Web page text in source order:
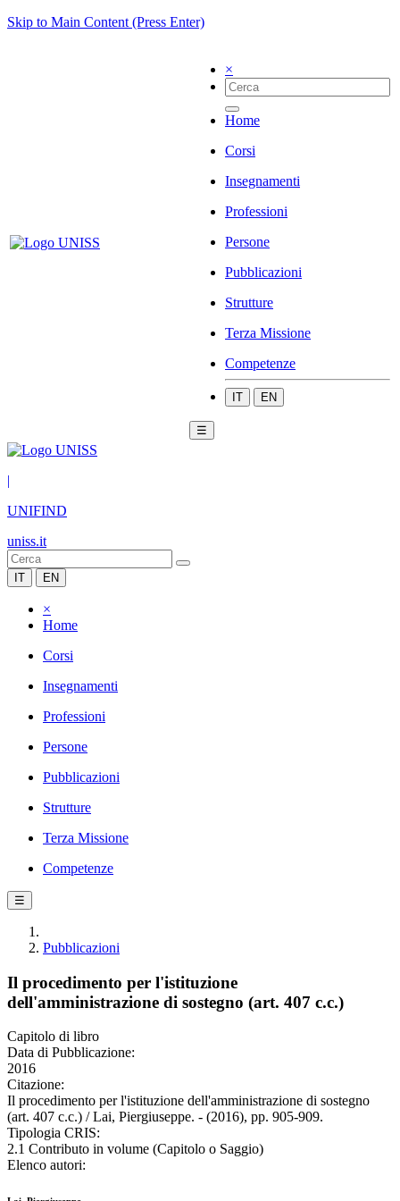
Skip to Main Content (Press Enter)
×
Home
Corsi
Insegnamenti
Professioni
Persone
Pubblicazioni
Strutture
Terza Missione
Competenze
IT EN
☰
|
UNIFIND
uniss.it
IT EN
×
Home
Corsi
Insegnamenti
Professioni
Persone
Pubblicazioni
Strutture
Terza Missione
Competenze
☰
Pubblicazioni
Il procedimento per l'istituzione
dell'amministrazione di sostegno (art. 407 c.c.)
Capitolo di libro
Data di Pubblicazione:
2016
Citazione:
Il procedimento per l'istituzione dell'amministrazione di sostegno
(art. 407 c.c.) / Lai, Piergiuseppe. - (2016), pp. 905-909.
Tipologia CRIS:
2.1 Contributo in volume (Capitolo o Saggio)
Elenco autori: